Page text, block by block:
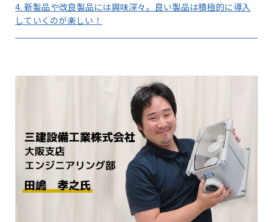
4. 新製品や改良製品には興味深々。良い製品は積極的に導入
していくのが楽しい！